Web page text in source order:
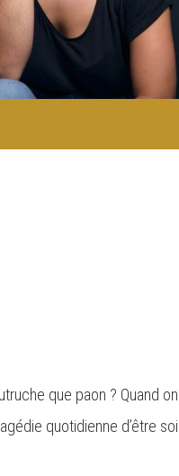
que paon ? Quand on
quotidienne d’être